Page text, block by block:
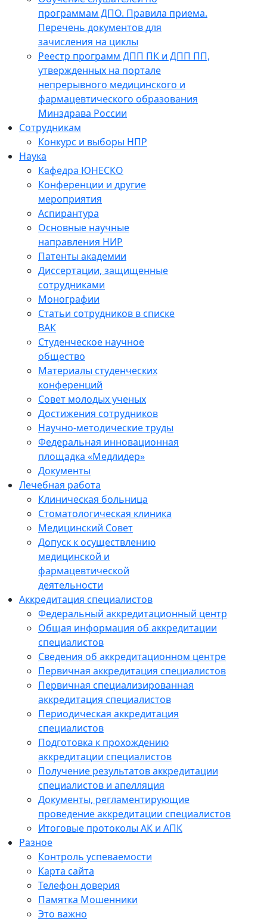
программам ДПО. Правила приема.
Перечень документов для
зачисления на циклы
Реестр программ ДПП ПК и ДПП ПП,
утвержденных на портале
непрерывного медицинского и
фармацевтического образования
Минздрава России
Сотрудникам
Конкурс и выборы НПР
Наука
Кафедра ЮНЕСКО
Конференции и другие
мероприятия
Аспирантура
Основные научные
направления НИР
Патенты академии
Диссертации, защищенные
сотрудниками
Монографии
Статьи сотрудников в списке
ВАК
Студенческое научное
общество
Материалы студенческих
конференций
Совет молодых ученых
Достижения сотрудников
Научно-методические труды
Федеральная инновационная
площадка «Медлидер»
Документы
Лечебная работа
Клиническая больница
Стоматологическая клиника
Медицинский Совет
Допуск к осуществлению
медицинской и
фармацевтической
деятельности
Аккредитация специалистов
Федеральный аккредитационный центр
Общая информация об аккредитации
специалистов
Сведения об аккредитационном центре
Первичная аккредитация специалистов
Первичная специализированная
аккредитация специалистов
Периодическая аккредитация
специалистов
Подготовка к прохождению
аккредитации специалистов
Получение результатов аккредитации
специалистов и апелляция
Документы, регламентирующие
проведение аккредитации специалистов
Итоговые протоколы АК и АПК
Разное
Контроль успеваемости
Карта сайта
Телефон доверия
Памятка Мошенники
Это важно